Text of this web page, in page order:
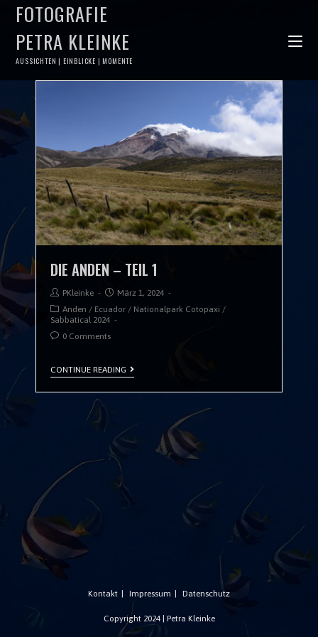
FOTOGRAFIE
PETRA KLEINKE
AUSSICHTEN | EINBLICKE | MOMENTE
DIE ANDEN – TEIL 1
PKleinke
März 1, 2024
Anden / Ecuador / Nationalpark Cotopaxi /
Sabbatical 2024
0 Comments
CONTINUE READING
Kontakt Impressum Datenschutz
Copyright 2024 | Petra Kleinke